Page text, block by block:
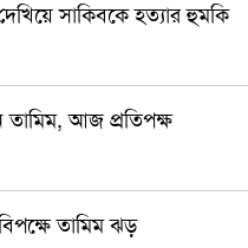
সাকিবকে হত্যার হুমকি
তামিম, আজ প্রতিপক্ষ
তামিম ঝড়